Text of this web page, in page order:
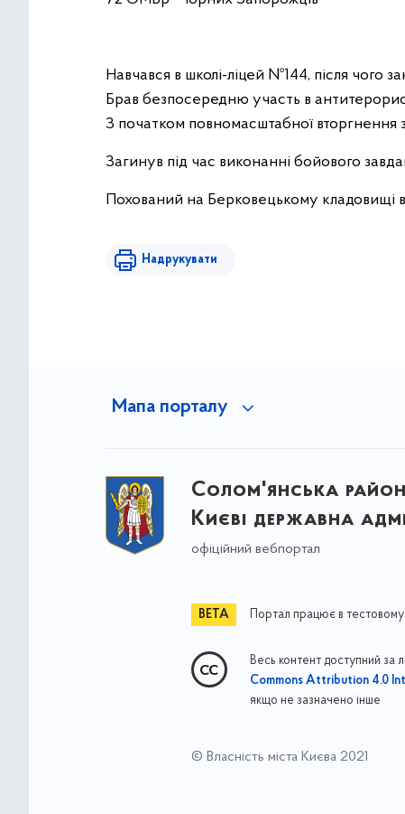
Навчався в школі-ліцей №144, після чого
Брав безпосередню участь в
З початком повномасштабної вторгнення
Загинув під час виконанні бойового
Похований на Берковецькому кладовищі в
Надрукувати
Мапа порталу
Солом'янська
Києві державна
офіційний вебпортал
Портал працює в тестовому
Весь контент доступний за
Commons Attribution 4.0
якщо не зазначено інше
© Власність міста Києва 2021